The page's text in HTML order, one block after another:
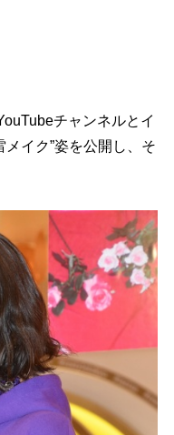
チャンネルとイ
イク”姿を公開し、そ